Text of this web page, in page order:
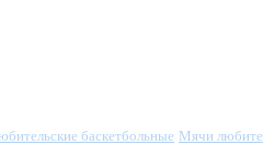
баскетбольные Мячи